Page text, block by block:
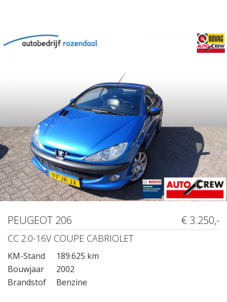
PEUGEOT 206 € 3.250,-
CC 2.0-16V COUPE CABRIOLET
KM-Stand
189.625 km
Bouwjaar
2002
Brandstof
Benzine